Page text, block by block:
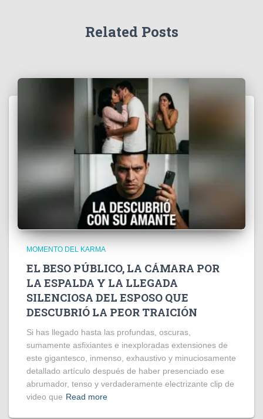
Related Posts
MOMENTO DEL KARMA
EL BESO PÚBLICO, LA CÁMARA POR
LA ESPALDA Y LA LLEGADA
SILENCIOSA DEL ESPOSO QUE
DESCUBRIÓ LA PEOR TRAICIÓN
Si has llegado hasta las profundas, oscuras,
sumamente asfixiantes e inexploradas extensiones de
este gigantesco, inmenso, exhaustivo y minuciosamente
detallado artículo después de haber presenciado ese
abrumador, tenso y verdaderamente electrizante clip de
video que Read more